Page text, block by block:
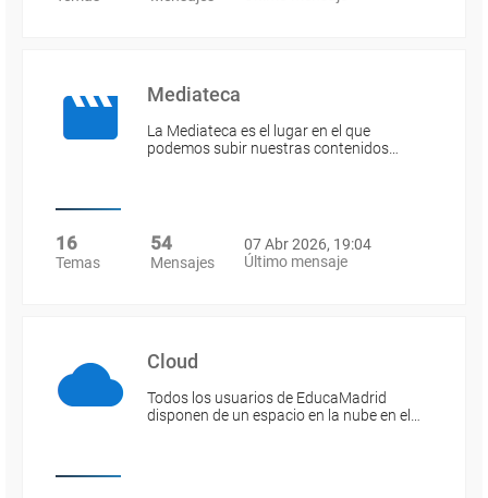
Mediateca
La Mediateca es el lugar en el que
podemos subir nuestras contenidos…
16
Temas
54
Mensajes
07 Abr 2026, 19:04
Último mensaje
Cloud
Todos los usuarios de EducaMadrid
disponen de un espacio en la nube en el…